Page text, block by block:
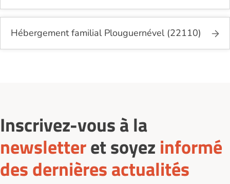
Hébergement familial Plouguernével (22110)
Inscrivez-vous à la
newsletteret soyez informé
des dernières actualités